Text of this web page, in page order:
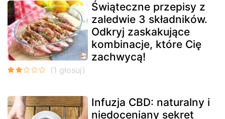
Świąteczne przepisy z
zaledwie 3 składników.
Odkryj zaskakujące
kombinacje, które Cię
zachwycą!
Infuzja CBD: naturalny i
niedoceniany sekret